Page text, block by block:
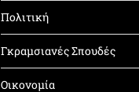
Πολιτική
Γκραμσιανές Σπουδές
Οικονομία